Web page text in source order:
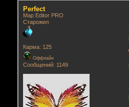
Perfect
Map Editor PRO
Старожил
Карма: 125
Оффлайн
Сообщений: 1149